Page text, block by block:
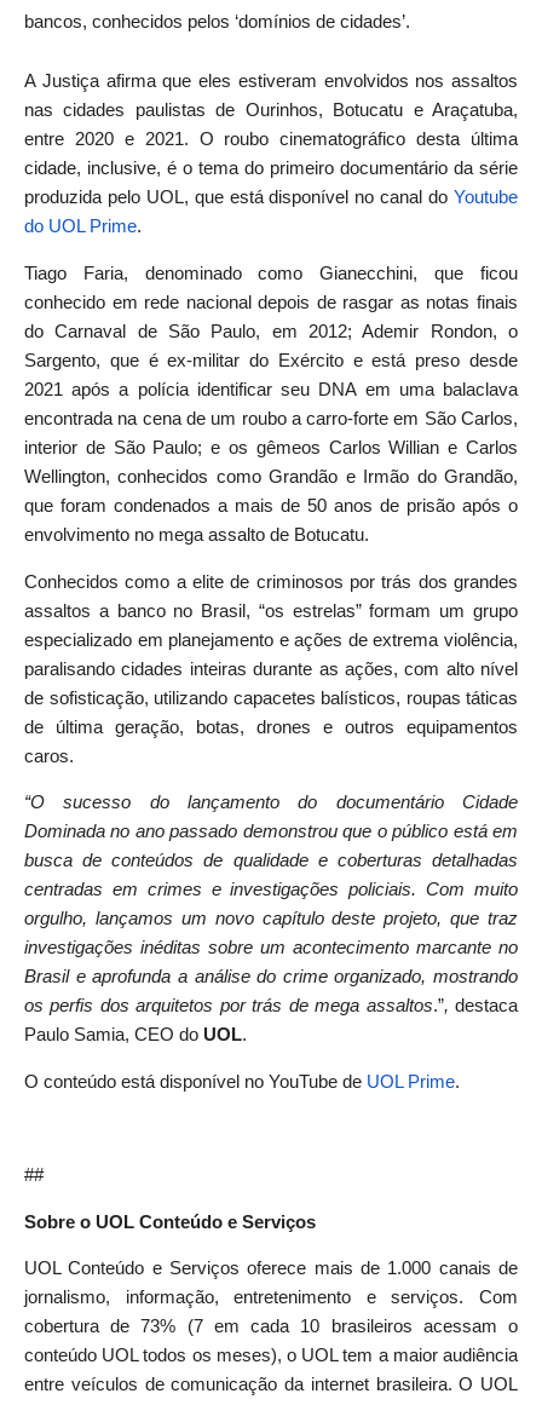
bancos, conhecidos pelos ‘domínios de cidades’.
A Justiça afirma que eles estiveram envolvidos nos assaltos
nas cidades paulistas de Ourinhos, Botucatu e Araçatuba,
entre 2020 e 2021. O roubo cinematográfico desta última
cidade, inclusive, é o tema do primeiro documentário da série
produzida pelo UOL, que está disponível no canal do Youtube
do UOL Prime.
Tiago Faria, denominado como Gianecchini, que ficou
conhecido em rede nacional depois de rasgar as notas finais
do Carnaval de São Paulo, em 2012; Ademir Rondon, o
Sargento, que é ex-militar do Exército e está preso desde
2021 após a polícia identificar seu DNA em uma balaclava
encontrada na cena de um roubo a carro-forte em São Carlos,
interior de São Paulo; e os gêmeos Carlos Willian e Carlos
Wellington, conhecidos como Grandão e Irmão do Grandão,
que foram condenados a mais de 50 anos de prisão após o
envolvimento no mega assalto de Botucatu.
Conhecidos como a elite de criminosos por trás dos grandes
assaltos a banco no Brasil, “os estrelas” formam um grupo
especializado em planejamento e ações de extrema violência,
paralisando cidades inteiras durante as ações, com alto nível
de sofisticação, utilizando capacetes balísticos, roupas táticas
de última geração, botas, drones e outros equipamentos
caros.
“O sucesso do lançamento do documentário Cidade
Dominada no ano passado demonstrou que o público está em
busca de conteúdos de qualidade e coberturas detalhadas
centradas em crimes e investigações policiais. Com muito
orgulho, lançamos um novo capítulo deste projeto, que traz
investigações inéditas sobre um acontecimento marcante no
Brasil e aprofunda a análise do crime organizado, mostrando
os perfis dos arquitetos por trás de mega assaltos.”,destaca
Paulo Samia, CEO do UOL.
O conteúdo está disponível no YouTube de UOL Prime.
##
Sobre o UOL Conteúdo e Serviços
UOL Conteúdo e Serviços oferece mais de 1.000 canais de
jornalismo, informação, entretenimento e serviços. Com
cobertura de 73% (7 em cada 10 brasileiros acessam o
conteúdo UOL todos os meses), o UOL tem a maior audiência
entre veículos de comunicação da internet brasileira. O UOL